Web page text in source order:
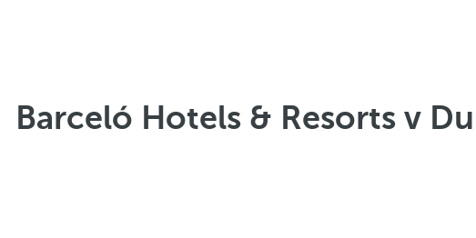
Barceló Hotels & Resorts v